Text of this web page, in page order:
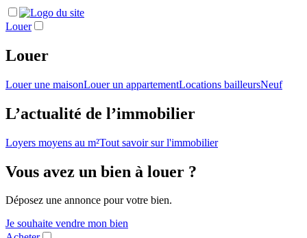
Louer
Louer
Louer une maisonLouer un appartementLocations bailleursNeuf
L’actualité de l’immobilier
Loyers moyens au m²Tout savoir sur l'immobilier
Vous avez un bien à louer ?
Déposez une annonce pour votre bien.
Je souhaite vendre mon bien